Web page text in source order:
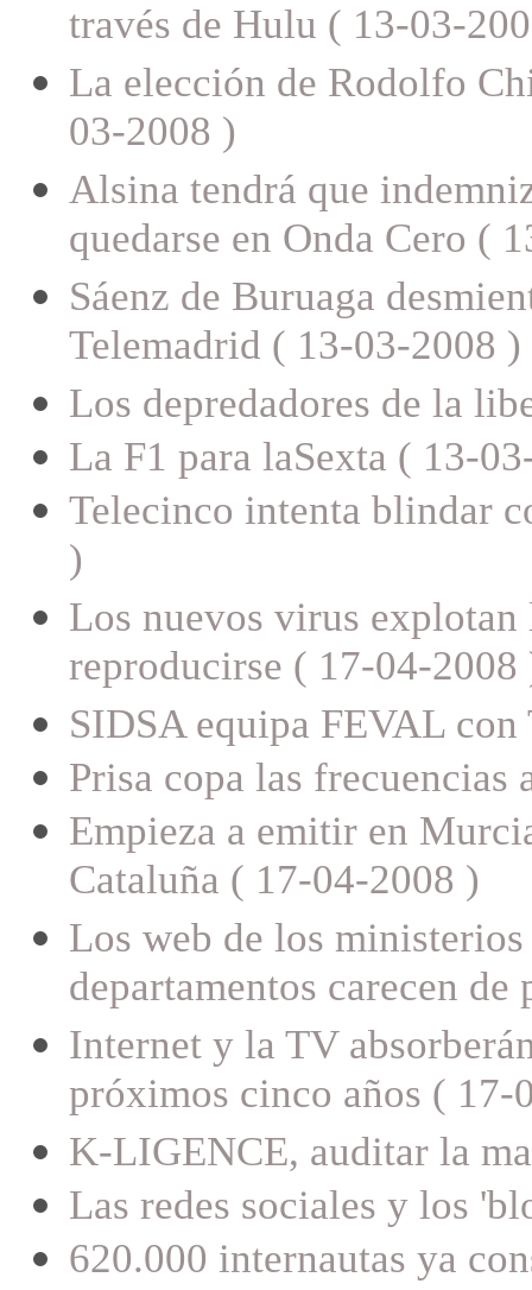
través de Hulu ( 13-03-
La elección de Rodolfo
03-2008 )
Alsina tendrá que
quedarse en Onda Cero (
Sáenz de Buruaga
Telemadrid ( 13-03-2008 )
Los depredadores de la
La F1 para laSexta ( 13-
Telecinco intenta blindar
)
Los nuevos virus explotan
reproducirse ( 17-04-2008
SIDSA equipa FEVAL
Prisa copa las frecuencias
Empieza a emitir en
Cataluña ( 17-04-2008 )
Los web de los
departamentos carecen
Internet y la TV
próximos cinco años ( 17-
K-LIGENCE, auditar la
Las redes sociales y los
620.000 internautas ya